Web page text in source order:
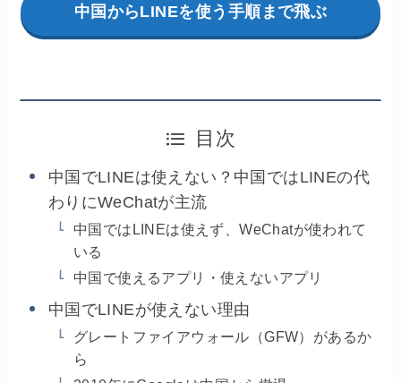
中国からLINEを使う手順まで飛ぶ
目次
中国でLINEは使えない？中国ではLINEの代
わりにWeChatが主流
中国ではLINEは使えず、WeChatが使われて
いる
中国で使えるアプリ・使えないアプリ
中国でLINEが使えない理由
グレートファイアウォール（GFW）があるか
ら